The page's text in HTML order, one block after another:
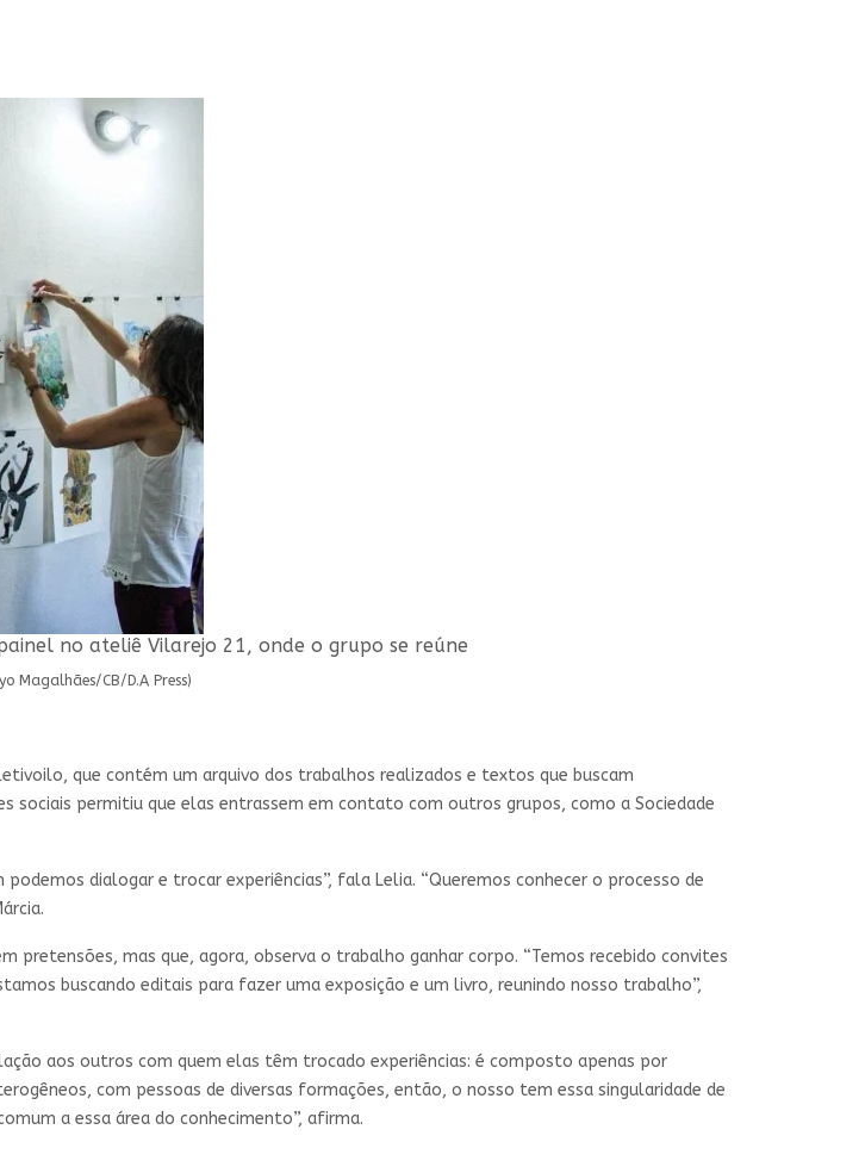
no ateliê Vilarejo 21, onde o grupo se reúne
Magalhães/CB/D.A Press)
que contém um arquivo dos trabalhos realizados e textos que buscam
sociais permitiu que elas entrassem em contato com outros grupos, como a Sociedade
dialogar e trocar experiências”, fala Lelia. “Queremos conhecer o processo de
pretensões, mas que, agora, observa o trabalho ganhar corpo. “Temos recebido convites
buscando editais para fazer uma exposição e um livro, reunindo nosso trabalho”,
aos outros com quem elas têm trocado experiências: é composto apenas por
com pessoas de diversas formações, então, o nosso tem essa singularidade de
a essa área do conhecimento”, afirma.